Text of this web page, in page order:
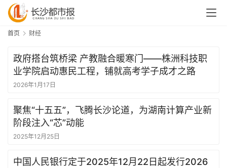
首页 财经
政府搭台筑桥梁 产教融合暖寒门——株洲科技职
业学院启动惠民工程，铺就高考学子成才之路
2026年1月17日
聚焦“十五五”，飞腾长沙论道，为湖南计算产业新
阶段注入“芯”动能
2025年12月25日
中国人民银行定于2025年12月22日起发行2026